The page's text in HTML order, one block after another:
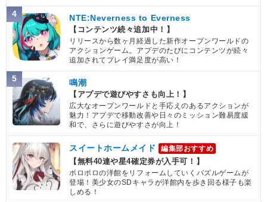
4 NTE:Neverness to Everness
【コンテンツ続々追加中！】
リリースから数ヶ月経過した新作オープンワールドの
アクションゲーム。アプデのたびにコンテンツが続々
追加されてプレイ満足度が高い！
5 鳴潮
【アプデで遊びやすさも向上！】
広大なオープンワールドと手応えのあるアクションが
魅力！アプデで移動改善や日々のミッション難易度緩
和で、さらに遊びやすさが向上！
スイートホームメイド 編集部おすすめ
【無料40連や星4確定券が入手可！】
ボロボロの洋館をリフォームしていくパズルゲームが
登場！美少女のSDキャラが洋館内を歩き回る様子も楽
しめる！